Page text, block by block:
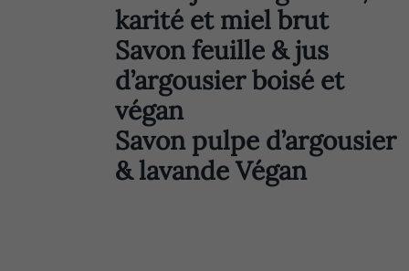
karité et miel brut
Savon feuille & jus
d’argousier boisé et
végan
Savon pulpe d’argousier
& lavande Végan